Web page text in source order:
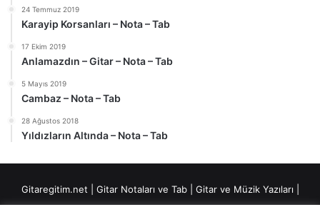
24 Temmuz 2019
Karayip Korsanları – Nota – Tab
17 Ekim 2019
Anlamazdın – Gitar – Nota – Tab
5 Mayıs 2019
Cambaz – Nota – Tab
28 Ağustos 2018
Yıldızların Altında – Nota – Tab
Gitaregitim.net | Gitar Notaları ve Tab| Gitar ve Müzik Yazıları